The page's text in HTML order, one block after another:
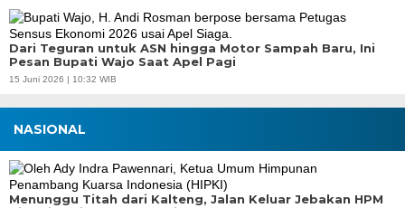
Dari Teguran untuk ASN hingga Motor Sampah Baru, Ini
Pesan Bupati Wajo Saat Apel Pagi
15 Juni 2026 | 10:32 WIB
NASIONAL
Menunggu Titah dari Kalteng, Jalan Keluar Jebakan HPM